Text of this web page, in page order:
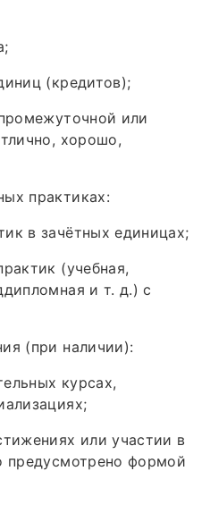
(кредитов);
или
хорошо,
практиках:
в зачётных единицах;
(учебная,
и т. д.) с
(при наличии):
курсах,
или участии в
предусмотрено формой